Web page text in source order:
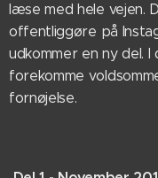
læse med hele vejen.
offentliggøre på
udkommer en ny del.
forekomme
fornøjelse.